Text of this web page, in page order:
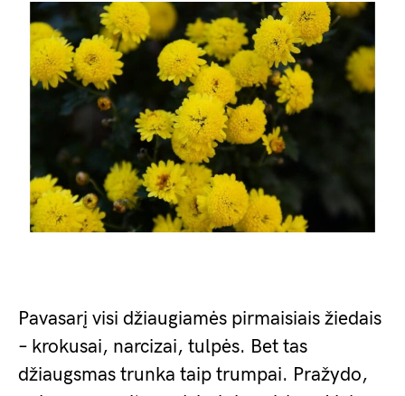
Pavasarį visi džiaugiamės pirmaisiais žiedais
– krokusai, narcizai, tulpės. Bet tas
džiaugsmas trunka taip trumpai. Pražydo,